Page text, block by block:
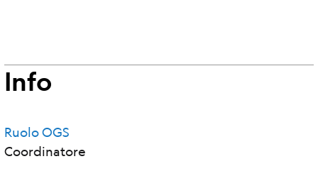
Info
Ruolo OGS
Coordinatore